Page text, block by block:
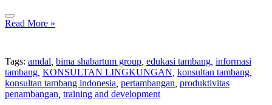
Read More »
Tags: amdal bima shabartum group edukasi tambang informasi
tambang KONSULTAN LINGKUNGAN konsultan tambang
konsultan tambang indonesia pertambangan produktivitas
penambangan training and development